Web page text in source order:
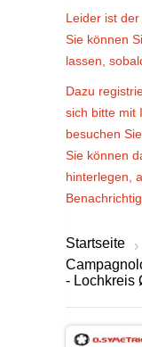
Leider ist
Sie können
lassen,
Dazu
sich bitte mit
besuchen
Sie können
hinterlegen,
Startseite
›
- Lochkreis